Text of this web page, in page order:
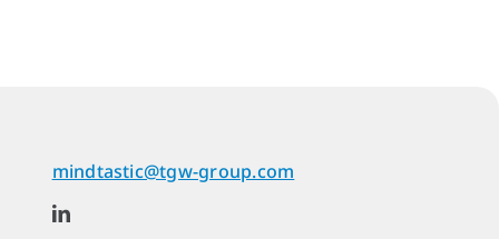
mindtastic@tgw-group.com